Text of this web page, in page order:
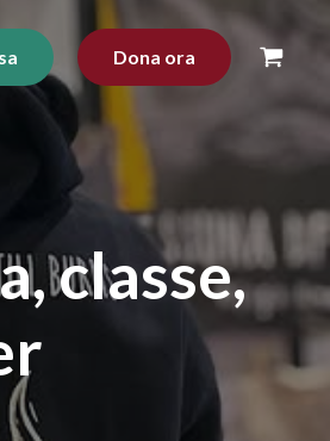
Dona ora
classe,